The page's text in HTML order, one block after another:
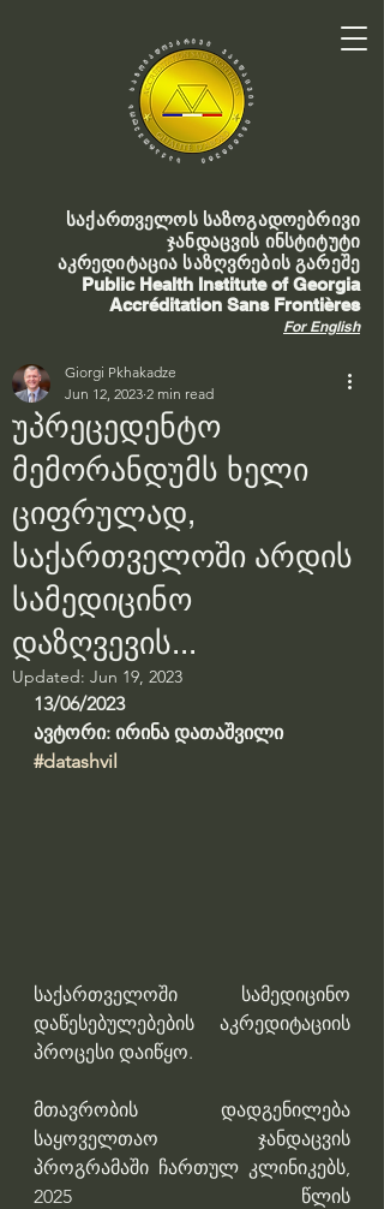
საქართველოს საზოგადოებრივი
ჯანდაცვის ინსტიტუტი
აკრედიტაცია საზღვრების გარეშე
Public Health Institute of Georgia
Accréditation Sans Frontières
For English
უპრეცედენტო
მემორანდუმს ხელი
ციფრულად,
საქართველოში არდის
სამედიცინო
დაზღვევის...
Giorgi Pkhakadze
Jun 12, 2023 2 min read
Updated: Jun 19, 2023
13/06/2023
ავტორი: ირინა დათაშვილი
#datashvil
საქართველოში სამედიცინო
დაწესებულებების აკრედიტაციის
პროცესი დაიწყო.
მთავრობის დადგენილება
საყოველთაო ჯანდაცვის
პროგრამაში ჩართულ კლინიკებს,
2025 წლის